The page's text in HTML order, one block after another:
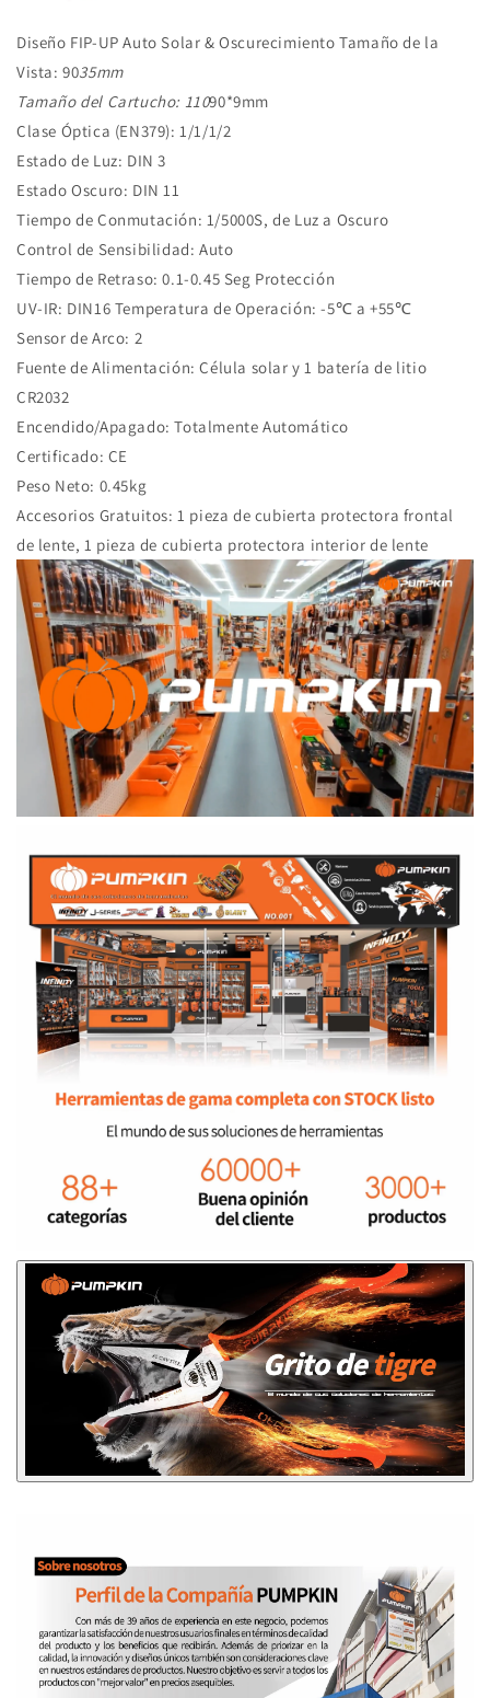
Diseño FIP-UP Auto Solar & Oscurecimiento Tamaño de la
Vista: 9035mm
Tamaño del Cartucho: 11090*9mm
Clase Óptica (EN379): 1/1/1/2
Estado de Luz: DIN 3
Estado Oscuro: DIN 11
Tiempo de Conmutación: 1/5000S, de Luz a Oscuro
Control de Sensibilidad: Auto
Tiempo de Retraso: 0.1-0.45 Seg Protección
UV-IR: DIN16 Temperatura de Operación: -5℃ a +55℃
Sensor de Arco: 2
Fuente de Alimentación: Célula solar y 1 batería de litio
CR2032
Encendido/Apagado: Totalmente Automático
Certificado: CE
Peso Neto: 0.45kg
Accesorios Gratuitos: 1 pieza de cubierta protectora frontal
de lente, 1 pieza de cubierta protectora interior de lente